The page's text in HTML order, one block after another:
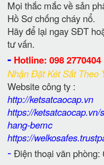
Mọi thắc mắc về sản
Hồ Sơ chống cháy nổ.
Hãy để lại ngay SĐT
tư vấn.
- Hotline: 098
Nhận Đặt Két Sắt Theo
Website công ty :
http://ketsatcaocap.vn
https://
hang-bemc
https://
- Điện thoại văn phòng: